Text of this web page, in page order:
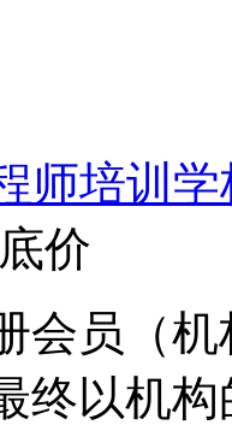
师培训学
价
会员（
终以机